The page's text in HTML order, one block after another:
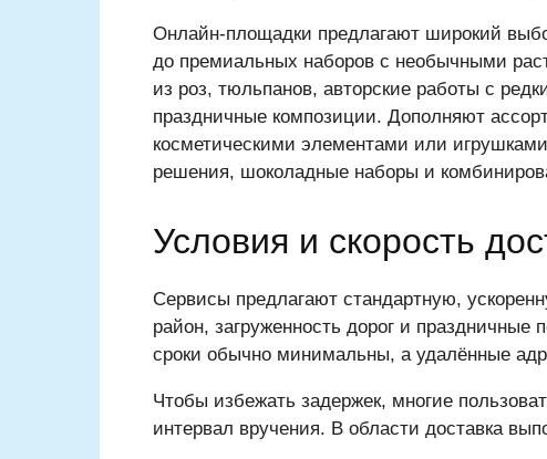
Онлайн-площадки предлагают широкий
до премиальных наборов с необычными
из роз, тюльпанов, авторские работы с
праздничные композиции. Дополняют
косметическими элементами или
решения, шоколадные наборы и
Условия и скорость
Сервисы предлагают стандартную,
район, загруженность дорог и
сроки обычно минимальны, а удалённые
Чтобы избежать задержек, многие
интервал вручения. В области доставка